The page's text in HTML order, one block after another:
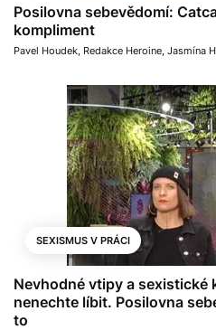
Posilovna sebevědomí:
kompliment
Pavel Houdek, Redakce Heroine, Jasmína
SEXISMUS V PRÁCI
Nevhodné vtipy a sexistické
nenechte líbit. Posilovna
to